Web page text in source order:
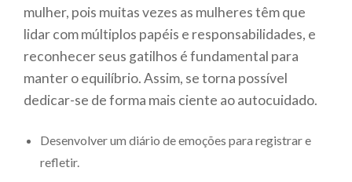
mulher, pois muitas vezes as mulheres têm que
lidar com múltiplos papéis e responsabilidades, e
reconhecer seus gatilhos é fundamental para
manter o equilíbrio. Assim, se torna possível
dedicar-se de forma mais ciente ao autocuidado.
Desenvolver um diário de emoções para registrar e
refletir.